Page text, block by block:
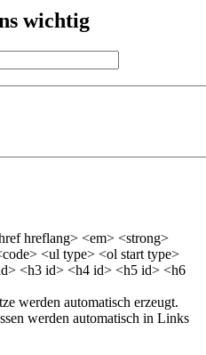
wichtig
hreflang> <em> <strong>
<ul type> <ol start type>
<h3 id> <h4 id> <h5 id> <h6
werden automatisch erzeugt.
werden automatisch in Links